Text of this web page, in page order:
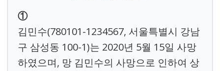
①
김민수(780101-1234567, 서울특별시 강남
구 삼성동 100-1)는 2020년 5월 15일 사망
하였으며, 망 김민수의 사망으로 인하여 상